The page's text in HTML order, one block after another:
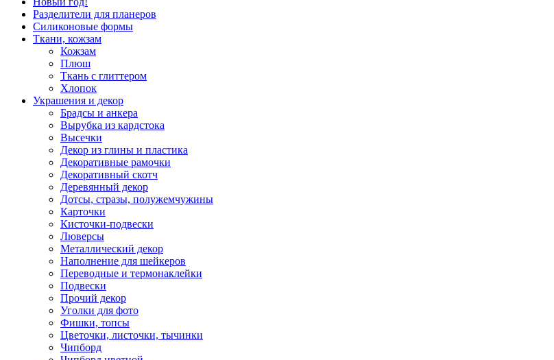
Разделители для планеров
Силиконовые формы
Ткани, кожзам
Кожзам
Плюш
Ткань с глиттером
Хлопок
Украшения и декор
Брадсы и анкера
Вырубка из кардстока
Высечки
Декор из глины и пластика
Декоративные рамочки
Декоративный скотч
Деревянный декор
Дотсы, стразы, полужемчужины
Карточки
Кисточки-подвески
Люверсы
Металлический декор
Наполнение для шейкеров
Переводные и термонаклейки
Подвески
Прочий декор
Уголки для фото
Фишки, топсы
Цветочки, листочки, тычинки
Чипборд